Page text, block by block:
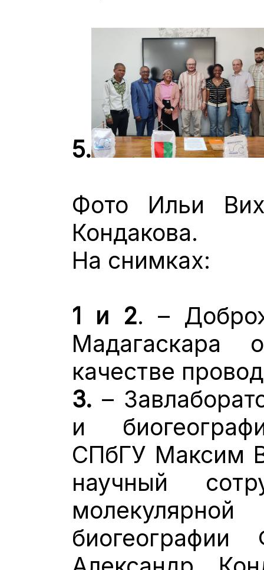
5.
Фото Ильи
Кондакова.
На снимках:
1 и 2. –
Мадагаскара
качестве
3. –
и
СПбГУ Максим
научный